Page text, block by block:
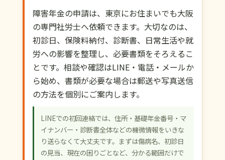
障害年金の申請は、東京にお住まいでも大阪
の専門社労士へ依頼できます。大切なのは、
初診日、保険料納付、診断書、日常生活や就
労への影響を整理し、必要書類をそろえるこ
とです。相談や確認はLINE・電話・メールか
ら始め、書類が必要な場合は郵送や写真送信
の方法を個別にご案内します。
LINEでの初回連絡では、住所・基礎年金番号・マ
イナンバー・診断書全体などの機微情報をいきな
り送らなくて大丈夫です。まずは傷病名、初診日
の見当、現在の困りごとなど、分かる範囲だけで